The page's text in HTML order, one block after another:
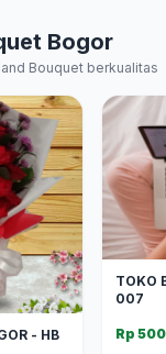
Bogor
Bouquet berkualitas
- HB
TOKO
007
Rp